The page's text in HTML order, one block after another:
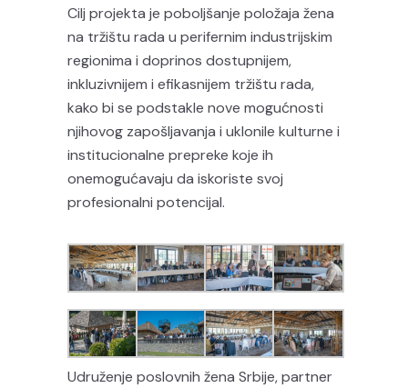
Cilj projekta je poboljšanje položaja žena
na tržištu rada u perifernim industrijskim
regionima i doprinos dostupnijem,
inkluzivnijem i efikasnijem tržištu rada,
kako bi se podstakle nove mogućnosti
njihovog zapošljavanja i uklonile kulturne i
institucionalne prepreke koje ih
onemogućavaju da iskoriste svoj
profesionalni potencijal.
Udruženje poslovnih žena Srbije, partner